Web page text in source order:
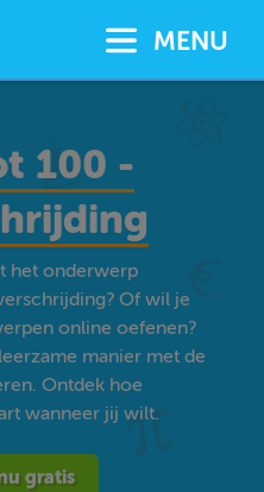
MENU
100 -
het onderwerp
Of wil je
online oefenen?
manier met de
Ontdek hoe
wanneer jij wilt.
gratis